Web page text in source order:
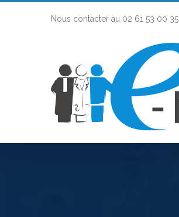
Nous contacter au 02 61 53 00 35